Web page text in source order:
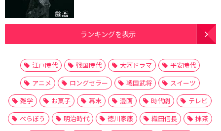
ランキングを表示
江戸時代 戦国時代 大河ドラマ
平安時代
アニメ
ロングセラー 戦国武将
スイーツ
雑学
お菓子 幕末 漫画 時代劇
テレビ
べらぼう
明治時代 徳川家康 織田信長
抹茶